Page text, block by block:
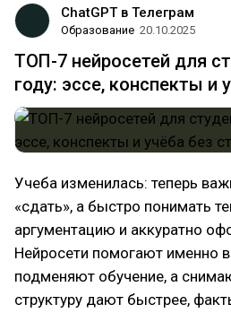
ChatGPT в Телеграм
Образование 20.10.2025
ТОП-7 нейросетей для
году: эссе, конспекты и
Учеба изменилась: теперь
«сдать», а быстро понимать
аргументацию и аккуратно
Нейросети помогают именно
подменяют обучение, а
структуру дают быстрее,